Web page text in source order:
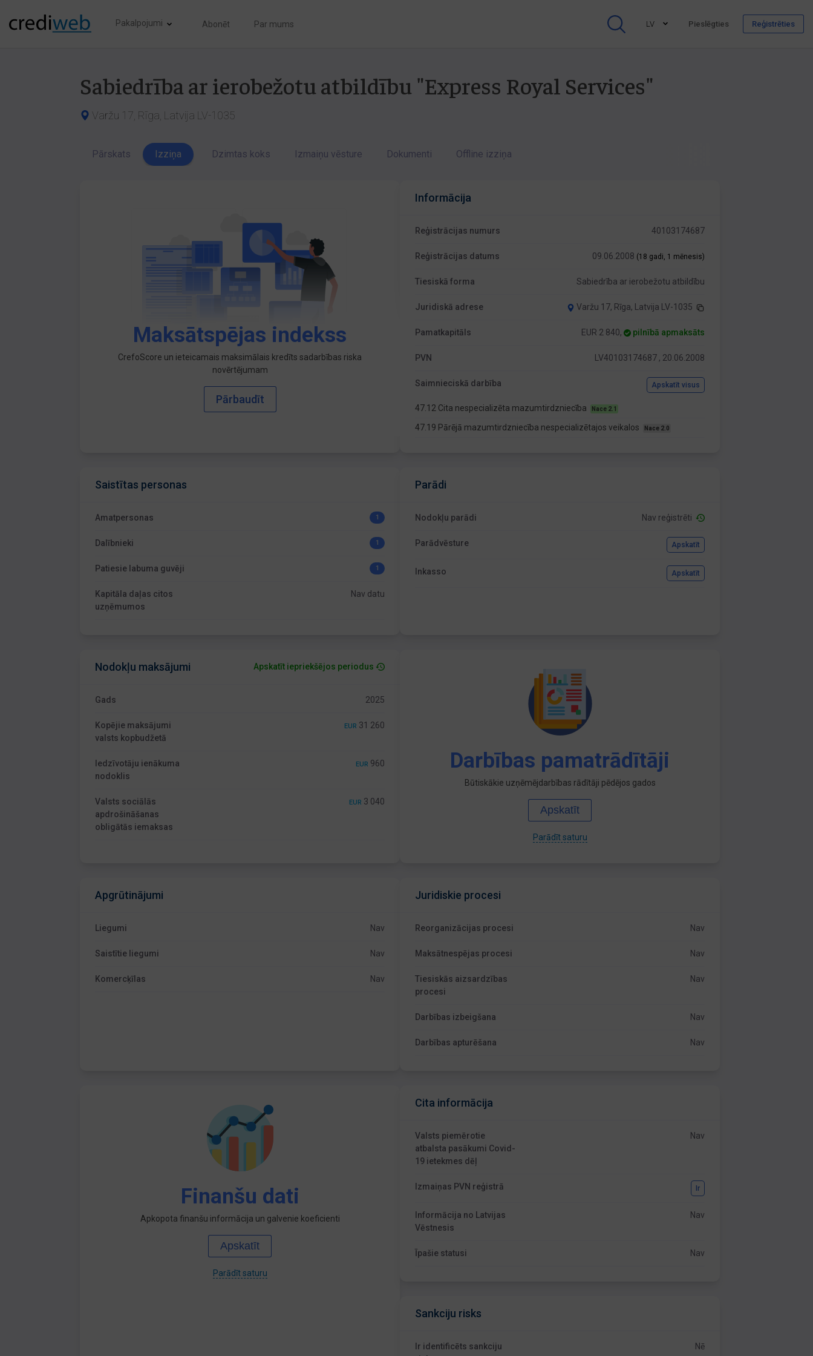
Pakalpojumi Abonēt Par mums LV Pieslēgties Reģistrēties
Sabiedrība ar ierobežotu atbildību "Express Royal Services"
Varžu 17, Rīga, Latvija LV-1035
Pārskats Izziņa Dzimtas koks Izmaiņu vēsture Dokumenti Offline izziņa
Maksātspējas indekss
CrefoScore un ieteicamais maksimālais kredīts sadarbības riska
novērtējumam
Pārbaudīt
Informācija
Reģistrācijas numurs 40103174687
Reģistrācijas datums 09.06.2008 (18 gadi, 1 mēnesis)
Tiesiskā forma Sabiedrība ar ierobežotu atbildību
Juridiskā adrese Varžu 17, Rīga, Latvija LV-1035
Pamatkapitāls EUR 2 840, pilnībā apmaksāts
PVN LV40103174687 , 20.06.2008
Saimnieciskā darbība Apskatīt visus
47.12 Cita nespecializēta mazumtirdzniecība Nace 2.1
47.19 Pārējā mazumtirdzniecība nespecializētajos veikalos Nace 2.0
Saistītas personas
Amatpersonas 1
Dalībnieki 1
Patiesie labuma guvēji 1
Kapitāla daļas citos
uzņēmumos
Nav datu
Parādi
Nodokļu parādi Nav reģistrēti
Parādvēsture Apskatīt
Inkasso Apskatīt
Nodokļu maksājumi Apskatīt iepriekšējos periodus
Gads 2025
Kopējie maksājumi
valsts kopbudžetā
EUR 31 260
Iedzīvotāju ienākuma
nodoklis
EUR 960
Valsts sociālās
apdrošināšanas
obligātās iemaksas
EUR 3 040
Darbības pamatrādītāji
Būtiskākie uzņēmējdarbības rādītāji pēdējos gados
Apskatīt
Parādīt saturu
Apgrūtinājumi
Liegumi Nav
Saistītie liegumi Nav
Komercķīlas Nav
Juridiskie procesi
Reorganizācijas procesi Nav
Maksātnespējas procesi Nav
Tiesiskās aizsardzības
procesi
Nav
Darbības izbeigšana Nav
Darbības apturēšana Nav
Finanšu dati
Apkopota finanšu informācija un galvenie koeficienti
Apskatīt
Parādīt saturu
Cita informācija
Valsts piemērotie
atbalsta pasākumi Covid-
19 ietekmes dēļ
Nav
Izmaiņas PVN reģistrā Ir
Informācija no Latvijas
Vēstnesis
Nav
Īpašie statusi Nav
Sankciju risks
Ir identificēts sankciju
Nē